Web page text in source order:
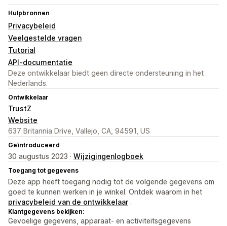
Hulpbronnen
Privacybeleid
Veelgestelde vragen
Tutorial
API-documentatie
Deze ontwikkelaar biedt geen directe ondersteuning in het
Nederlands.
Ontwikkelaar
TrustZ
Website
637 Britannia Drive, Vallejo, CA, 94591, US
Geïntroduceerd
30 augustus 2023 · Wijzigingenlogboek
Toegang tot gegevens
Deze app heeft toegang nodig tot de volgende gegevens om
goed te kunnen werken in je winkel. Ontdek waarom in het
privacybeleid van de ontwikkelaar .
Klantgegevens bekijken:
Gevoelige gegevens, apparaat- en activiteitsgegevens